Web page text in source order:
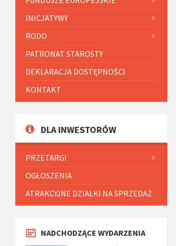
INICJATYWY
RODO
PATRONAT STAROSTY
DEKLARACJA DOSTĘPNOŚCI
KONTAKT
DLA INWESTORÓW
PRZETARGI
OGŁOSZENIA
ATRAKCYJNE DZIAŁKI NA SPRZEDAŻ
NADCHODZĄCE WYDARZENIA